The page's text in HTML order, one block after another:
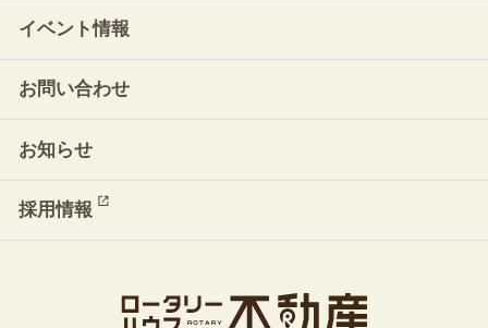
イベント情報
お問い合わせ
お知らせ
採用情報